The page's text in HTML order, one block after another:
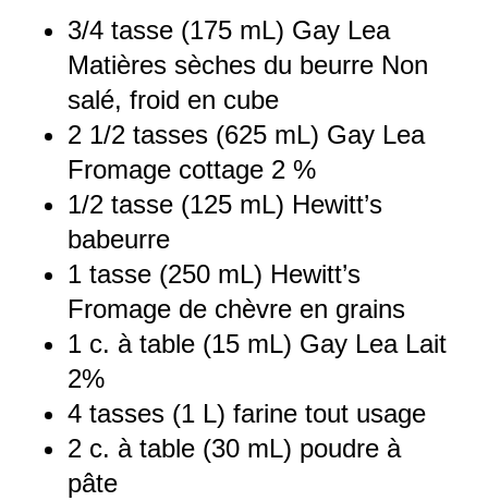
3/4 tasse (175 mL) Gay Lea
Matières sèches du beurre Non
salé, froid en cube
2 1/2 tasses (625 mL) Gay Lea
Fromage cottage 2 %
1/2 tasse (125 mL) Hewitt’s
babeurre
1 tasse (250 mL) Hewitt’s
Fromage de chèvre en grains
1 c. à table (15 mL) Gay Lea Lait
2%
4 tasses (1 L) farine tout usage
2 c. à table (30 mL) poudre à
pâte